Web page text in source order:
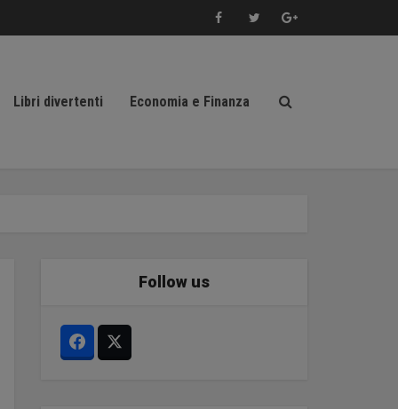
Libri divertenti Economia e Finanza
Follow us